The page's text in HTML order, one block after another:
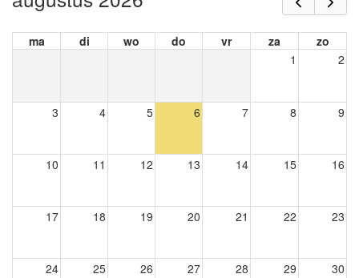
ma di wo do vr za
zo
1
2
3 4 5 6 7 8 9
10 11 12 13 14 15 16
17 18 19 20 21 22 23
24 25 26 27 28 29 30